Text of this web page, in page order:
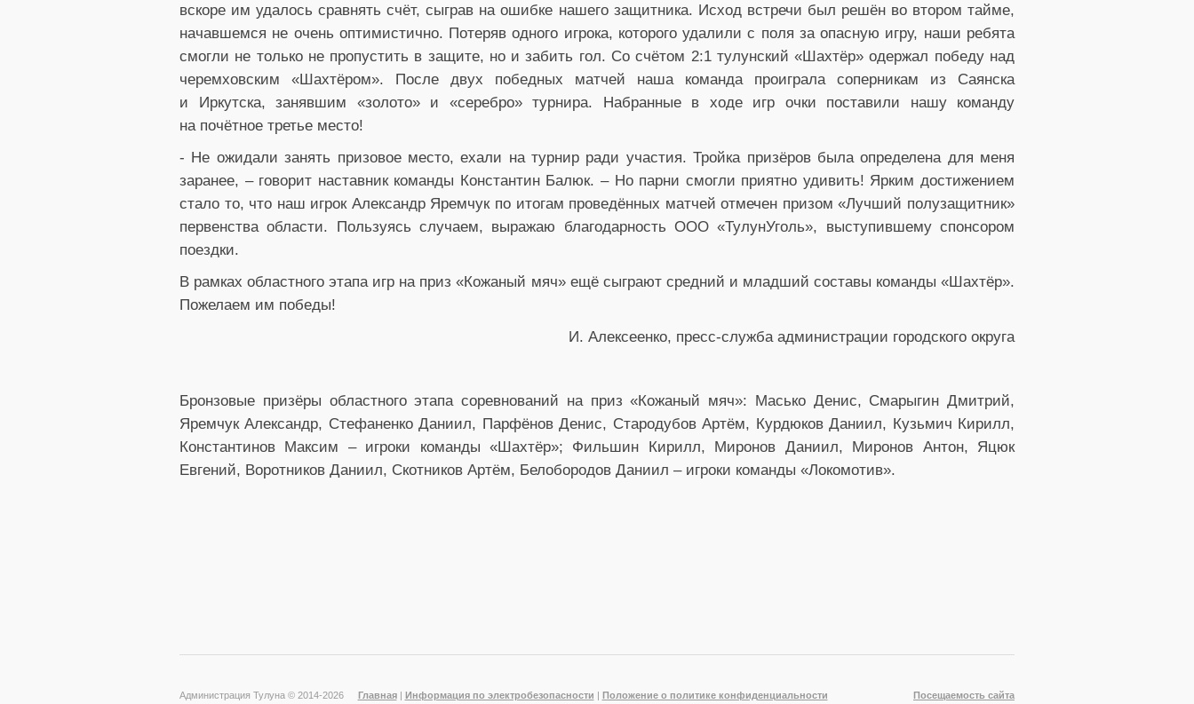
вскоре им удалось сравнять счёт, сыграв на ошибке нашего защитника. Исход встречи был решён во втором тайме,
начавшемся не очень оптимистично. Потеряв одного игрока, которого удалили с поля за опасную игру, наши ребята
смогли не только не пропустить в защите, но и забить гол. Со счётом 2:1 тулунский «Шахтёр» одержал победу над
черемховским «Шахтёром». После двух победных матчей наша команда проиграла соперникам из Саянска
и Иркутска, занявшим «золото» и «серебро» турнира. Набранные в ходе игр очки поставили нашу команду
на почётное третье место!
- Не ожидали занять призовое место, ехали на турнир ради участия. Тройка призёров была определена для меня
заранее, – говорит наставник команды Константин Балюк. – Но парни смогли приятно удивить! Ярким достижением
стало то, что наш игрок Александр Яремчук по итогам проведённых матчей отмечен призом «Лучший полузащитник»
первенства области. Пользуясь случаем, выражаю благодарность ООО «ТулунУголь», выступившему спонсором
поездки.
В рамках областного этапа игр на приз «Кожаный мяч» ещё сыграют средний и младший составы команды «Шахтёр».
Пожелаем им победы!
И. Алексеенко, пресс-служба администрации городского округа
Бронзовые призёры областного этапа соревнований на приз «Кожаный мяч»: Масько Денис, Смарыгин Дмитрий,
Яремчук Александр, Стефаненко Даниил, Парфёнов Денис, Стародубов Артём, Курдюков Даниил, Кузьмич Кирилл,
Константинов Максим – игроки команды «Шахтёр»; Фильшин Кирилл, Миронов Даниил, Миронов Антон, Яцюк
Евгений, Воротников Даниил, Скотников Артём, Белобородов Даниил – игроки команды «Локомотив».
Администрация Тулуна © 2014-2026 Главная| Информация по электробезопасности | Положение о политике конфиденциальности Посещаемость сайта